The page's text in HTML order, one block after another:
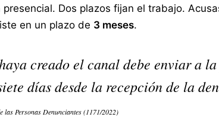
Dos plazos fijan el trabajo.
en un plazo de 3 meses.
creado el canal debe enviar a
días desde la recepción de la
Personas Denunciantes (1171/2022)